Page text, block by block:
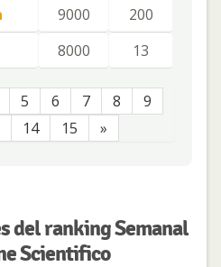
9000
200
8000 13
5 6 7 8
9
14 15 »
del ranking Semanal
Scientifico